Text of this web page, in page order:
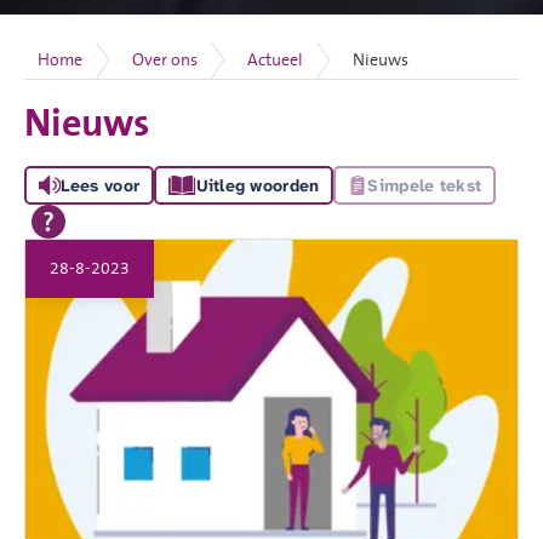
Home Over ons Actueel Nieuws
Nieuws
Lees voor Uitleg woorden Simpele tekst
28-8-2023